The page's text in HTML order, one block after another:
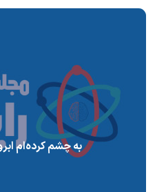
به چشم کرده‌ام